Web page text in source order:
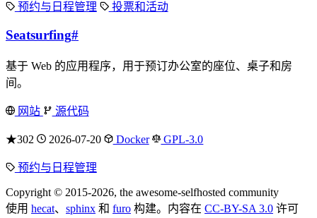
预约与日程管理 投票和活动
Seatsurfing#
基于 Web 的应用程序，用于预订办公室的座位、桌子和房
间。
网站 源代码
★302 2026-07-20 Docker GPL-3.0
预约与日程管理
Copyright © 2015-2026, the awesome-selfhosted community
使用 hecat、 sphinx 和 furo 构建。内容在 CC-BY-SA 3.0 许可